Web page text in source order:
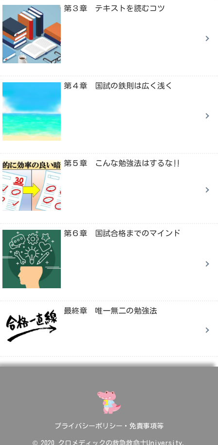
第３章 テキストを読むコツ
第４章 国試の鉄則は広く浅く
第５章 こんな勉強法はするな‼
第６章 国試合格までのマインド
最終章 唯一無二の勉強法
プライバシーポリシー・免責事項等
© 2020 クロメディックの救急救命士University.